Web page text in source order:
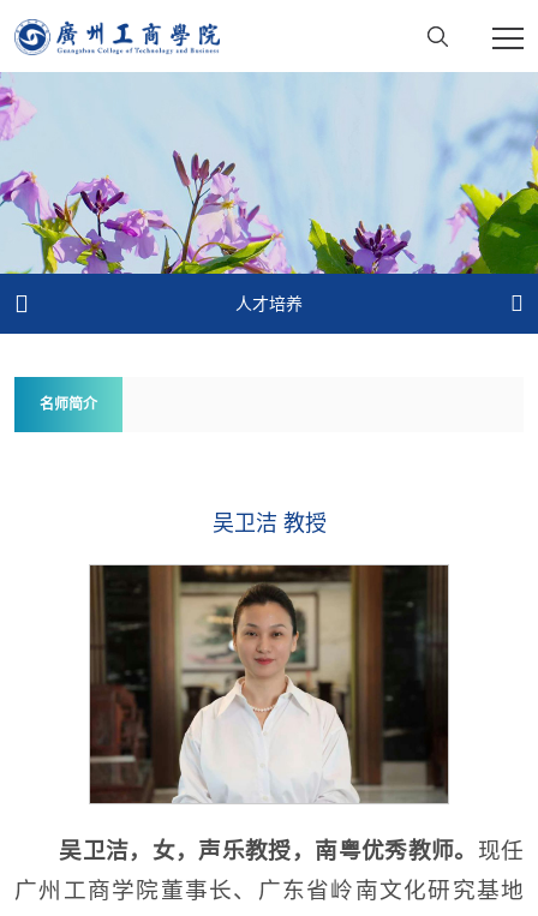
 人才培养 
名师简介
吴卫洁 教授
吴卫洁，女，声乐教授，南粤优秀教师。 现任
广州工商学院董事长、广东省岭南文化研究基地